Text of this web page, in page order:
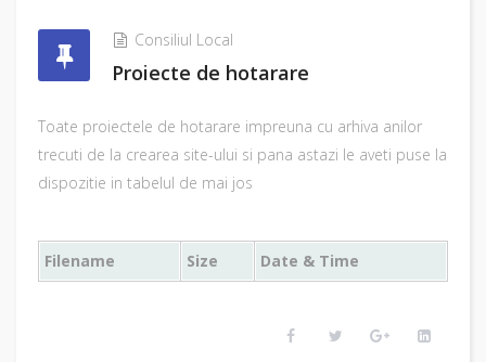
Consiliul Local
Proiecte de hotarare
Toate proiectele de hotarare impreuna cu arhiva anilor
trecuti de la crearea site-ului si pana astazi le aveti puse la
dispozitie in tabelul de mai jos
Filename Size Date & Time